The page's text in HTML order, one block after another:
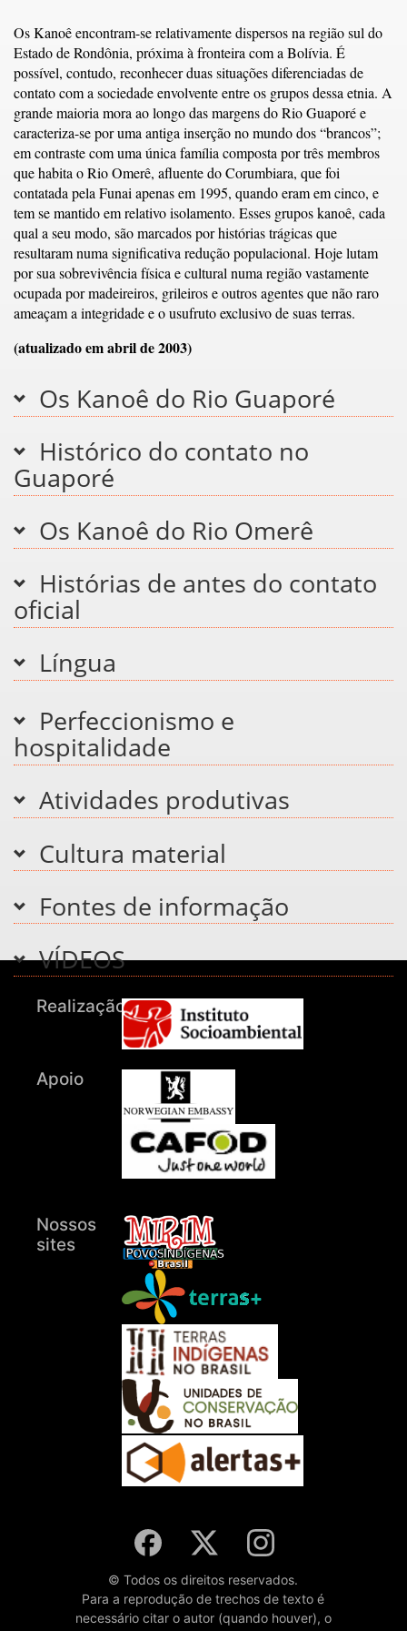
Os Kanoê encontram-se relativamente dispersos na região sul do
Estado de Rondônia, próxima à fronteira com a Bolívia. É
possível, contudo, reconhecer duas situações diferenciadas de
contato com a sociedade envolvente entre os grupos dessa etnia. A
grande maioria mora ao longo das margens do Rio Guaporé e
caracteriza-se por uma antiga inserção no mundo dos “brancos”;
em contraste com uma única família composta por três membros
que habita o Rio Omerê, afluente do Corumbiara, que foi
contatada pela Funai apenas em 1995, quando eram em cinco, e
tem se mantido em relativo isolamento. Esses grupos kanoê, cada
qual a seu modo, são marcados por histórias trágicas que
resultaram numa significativa redução populacional. Hoje lutam
por sua sobrevivência física e cultural numa região vastamente
ocupada por madeireiros, grileiros e outros agentes que não raro
ameaçam a integridade e o usufruto exclusivo de suas terras.
(atualizado em abril de 2003)
Os Kanoê do Rio Guaporé
Histórico do contato no
Guaporé
Os Kanoê do Rio Omerê
Histórias de antes do contato
oficial
Língua
Perfeccionismo e
hospitalidade
Atividades produtivas
Cultura material
Fontes de informação
VÍDEOS